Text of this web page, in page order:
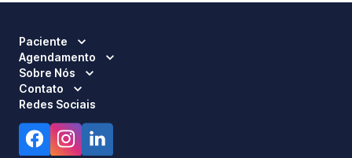
Paciente
Agendamento
Sobre Nós
Contato
Redes Sociais